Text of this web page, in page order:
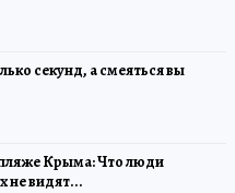
секунд, а смеяться вы
Крыма: Что люди
не видят...